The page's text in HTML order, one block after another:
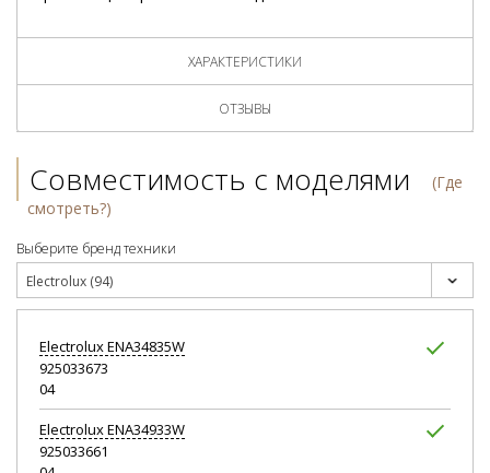
ХАРАКТЕРИСТИКИ
ОТЗЫВЫ
Совместимость с моделями
(Где
смотреть?)
Выберите бренд техники
Electrolux (94)
ElectroluxENA34835W
925033673
04
ElectroluxENA34933W
925033661